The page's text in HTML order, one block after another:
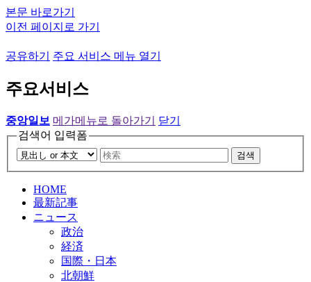
본문 바로가기
이전 페이지로 가기
공유하기 주요 서비스 메뉴 열기
주요서비스
중앙일보 메가메뉴로 돌아가기
닫기
검색어 입력폼
검색
HOME
最新記事
ニュース
政治
経済
国際・日本
北朝鮮